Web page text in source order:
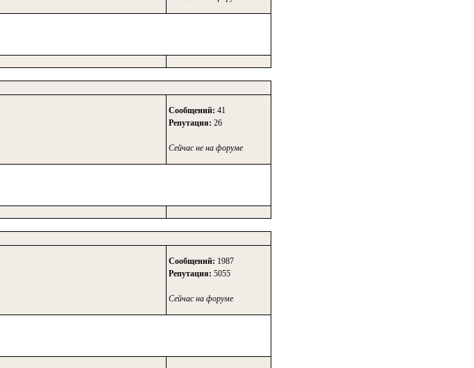
Сообщений: 41
Репутация: 26
Сейчас не на форуме
Сообщений: 1987
Репутация: 5055
Сейчас на форуме